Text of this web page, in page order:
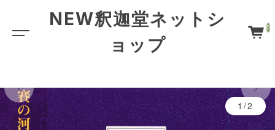
NEW釈迦堂ネットシ
ョップ
0
1/2